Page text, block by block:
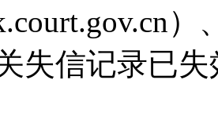
失信记录已